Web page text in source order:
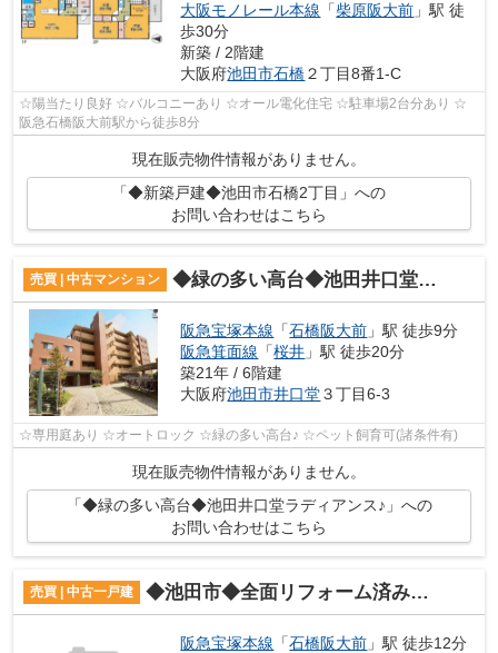
大阪モノレール本線 「柴原阪大前 」駅 徒
歩30分
新築 / 2階建
大阪府池田市石橋２丁目8番1-C
☆陽当たり良好 ☆バルコニーあり ☆オール電化住宅 ☆駐車場2台分あり ☆
阪急石橋阪大前駅から徒歩8分
現在販売物件情報がありません。
「◆新築戸建◆池田市石橋2丁目」への
お問い合わせはこちら
売買 | 中古マンション ◆緑の多い高台◆池田井口堂ラディアンス♪
阪急宝塚本線 「石橋阪大前 」駅 徒歩9分
阪急箕面線 「桜井 」駅 徒歩20分
築21年 / 6階建
大阪府池田市井口堂３丁目6-3
☆専用庭あり ☆オートロック ☆緑の多い高台♪ ☆ペット飼育可(諸条件有)
現在販売物件情報がありません。
「◆緑の多い高台◆池田井口堂ラディアンス♪」への
お問い合わせはこちら
売買 | 中古一戸建 ◆池田市◆全面リフォーム済み◆井口堂2丁目
阪急宝塚本線 「石橋阪大前 」駅 徒歩12分